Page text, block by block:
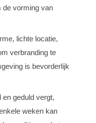
de vorming van
lichte locatie,
verbranding te
is bevorderlijk
en geduld vergt,
weken kan